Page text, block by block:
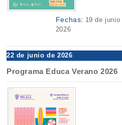
Fechas: 19 de
2026
22 de junio de 2026
Programa Educa Verano 2026